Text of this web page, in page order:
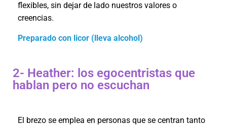
flexibles, sin dejar de lado nuestros valores o
creencias.
Preparado con licor (lleva alcohol)
2- Heather: los egocentristas que
hablan pero no escuchan
El brezo se emplea en personas que se centran tanto